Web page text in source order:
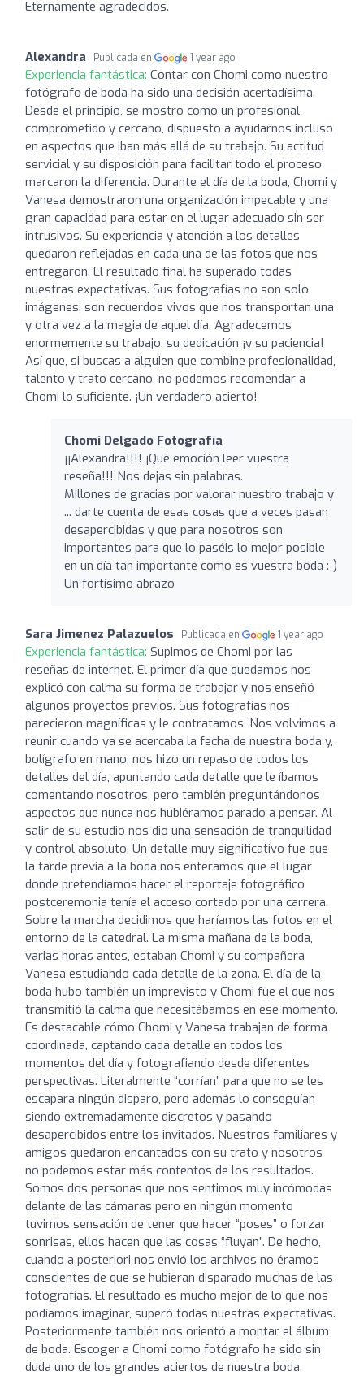
Eternamente agradecidos.
Alexandra Publicada en 1 year ago
Experiencia fantástica: Contar con Chomi como nuestro
fotógrafo de boda ha sido una decisión acertadísima.
Desde el principio, se mostró como un profesional
comprometido y cercano, dispuesto a ayudarnos incluso
en aspectos que iban más allá de su trabajo. Su actitud
servicial y su disposición para facilitar todo el proceso
marcaron la diferencia. Durante el día de la boda, Chomi y
Vanesa demostraron una organización impecable y una
gran capacidad para estar en el lugar adecuado sin ser
intrusivos. Su experiencia y atención a los detalles
quedaron reflejadas en cada una de las fotos que nos
entregaron. El resultado final ha superado todas
nuestras expectativas. Sus fotografías no son solo
imágenes; son recuerdos vivos que nos transportan una
y otra vez a la magia de aquel día. Agradecemos
enormemente su trabajo, su dedicación ¡y su paciencia!
Así que, si buscas a alguien que combine profesionalidad,
talento y trato cercano, no podemos recomendar a
Chomi lo suficiente. ¡Un verdadero acierto!
Chomi Delgado Fotografía
¡¡Alexandra!!!! ¡Qué emoción leer vuestra
reseña!!! Nos dejas sin palabras.
Millones de gracias por valorar nuestro trabajo y
... darte cuenta de esas cosas que a veces pasan
desapercibidas y que para nosotros son
importantes para que lo paséis lo mejor posible
en un día tan importante como es vuestra boda :-)
Un fortísimo abrazo
Sara Jimenez Palazuelos Publicada en 1 year ago
Experiencia fantástica: Supimos de Chomi por las
reseñas de internet. El primer día que quedamos nos
explicó con calma su forma de trabajar y nos enseñó
algunos proyectos previos. Sus fotografías nos
parecieron magníficas y le contratamos. Nos volvimos a
reunir cuando ya se acercaba la fecha de nuestra boda y,
bolígrafo en mano, nos hizo un repaso de todos los
detalles del día, apuntando cada detalle que le íbamos
comentando nosotros, pero también preguntándonos
aspectos que nunca nos hubiéramos parado a pensar. Al
salir de su estudio nos dio una sensación de tranquilidad
y control absoluto. Un detalle muy significativo fue que
la tarde previa a la boda nos enteramos que el lugar
donde pretendíamos hacer el reportaje fotográfico
postceremonia tenía el acceso cortado por una carrera.
Sobre la marcha decidimos que haríamos las fotos en el
entorno de la catedral. La misma mañana de la boda,
varias horas antes, estaban Chomi y su compañera
Vanesa estudiando cada detalle de la zona. El día de la
boda hubo también un imprevisto y Chomi fue el que nos
transmitió la calma que necesitábamos en ese momento.
Es destacable cómo Chomi y Vanesa trabajan de forma
coordinada, captando cada detalle en todos los
momentos del día y fotografiando desde diferentes
perspectivas. Literalmente “corrían” para que no se les
escapara ningún disparo, pero además lo conseguían
siendo extremadamente discretos y pasando
desapercibidos entre los invitados. Nuestros familiares y
amigos quedaron encantados con su trato y nosotros
no podemos estar más contentos de los resultados.
Somos dos personas que nos sentimos muy incómodas
delante de las cámaras pero en ningún momento
tuvimos sensación de tener que hacer “poses” o forzar
sonrisas, ellos hacen que las cosas “fluyan”. De hecho,
cuando a posteriori nos envió los archivos no éramos
conscientes de que se hubieran disparado muchas de las
fotografías. El resultado es mucho mejor de lo que nos
podíamos imaginar, superó todas nuestras expectativas.
Posteriormente también nos orientó a montar el álbum
de boda. Escoger a Chomi como fotógrafo ha sido sin
duda uno de los grandes aciertos de nuestra boda.